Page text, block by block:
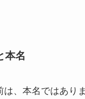
本名
、本名ではありま